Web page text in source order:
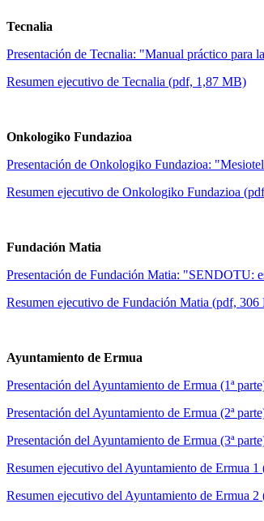
Tecnalia
Presentación de Tecnalia: "Manual práctico para
Resumen ejecutivo de Tecnalia (pdf, 1,87 MB)
Onkologiko Fundazioa
Presentación de Onkologiko Fundazioa:
Resumen ejecutivo de Onkologiko Fundazioa
Fundación Matia
Presentación de Fundación Matia: "SENDOTU:
Resumen ejecutivo de Fundación Matia (pdf,
Ayuntamiento de Ermua
Presentación del Ayuntamiento de Ermua (1ª
Presentación del Ayuntamiento de Ermua (2ª
Presentación del Ayuntamiento de Ermua (3ª
Resumen ejecutivo del Ayuntamiento de Ermua
Resumen ejecutivo del Ayuntamiento de Ermua